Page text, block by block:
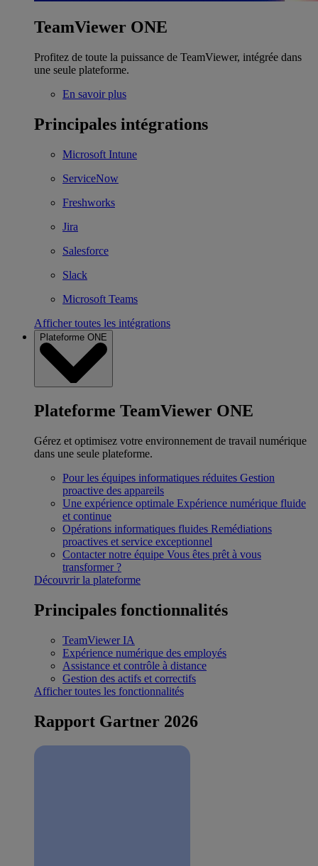
TeamViewer ONE
Profitez de toute la puissance de TeamViewer, intégrée dans
une seule plateforme.
En savoir plus
Principales intégrations
Microsoft Intune
ServiceNow
Freshworks
Jira
Salesforce
Slack
Microsoft Teams
Afficher toutes les intégrations
Plateforme ONE
Plateforme TeamViewer ONE
Gérez et optimisez votre environnement de travail numérique
dans une seule plateforme.
Pour les équipes informatiques réduites Gestion
proactive des appareils
Une expérience optimale Expérience numérique fluide
et continue
Opérations informatiques fluides Remédiations
proactives et service exceptionnel
Contacter notre équipe Vous êtes prêt à vous
transformer ?
Découvrir la plateforme
Principales fonctionnalités
TeamViewer IA
Expérience numérique des employés
Assistance et contrôle à distance
Gestion des actifs et correctifs
Afficher toutes les fonctionnalités
Rapport Gartner 2026